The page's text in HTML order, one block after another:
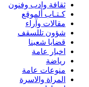
ثقافة وادب وفنون
كـتـاب ألموقع
مقالات وآراء
شؤون تللسقف
قضايا شعبنا
اخبار عامة
رياضة
منوعات عامة
المراة والاسرة